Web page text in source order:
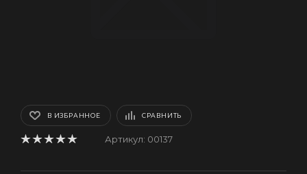
В ИЗБРАННОЕ СРАВНИТЬ
Артикул: 00137